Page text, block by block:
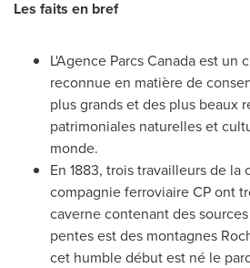
Les faits en bref
L'Agence Parcs Canada est un
reconnue en matière de
plus grands et des plus beaux
patrimoniales naturelles et
monde.
En 1883, trois travailleurs de la
compagnie ferroviaire CP ont
caverne contenant des
pentes est des montagnes
cet humble début est né le